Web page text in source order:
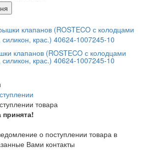
клапанов (ROSTECO с колодцами
крас.) 40624-1007245-10
товара
о поступлении товара в
Вами контакты